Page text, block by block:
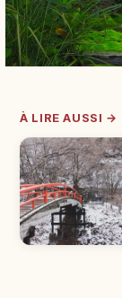
À LIRE AUSSI →